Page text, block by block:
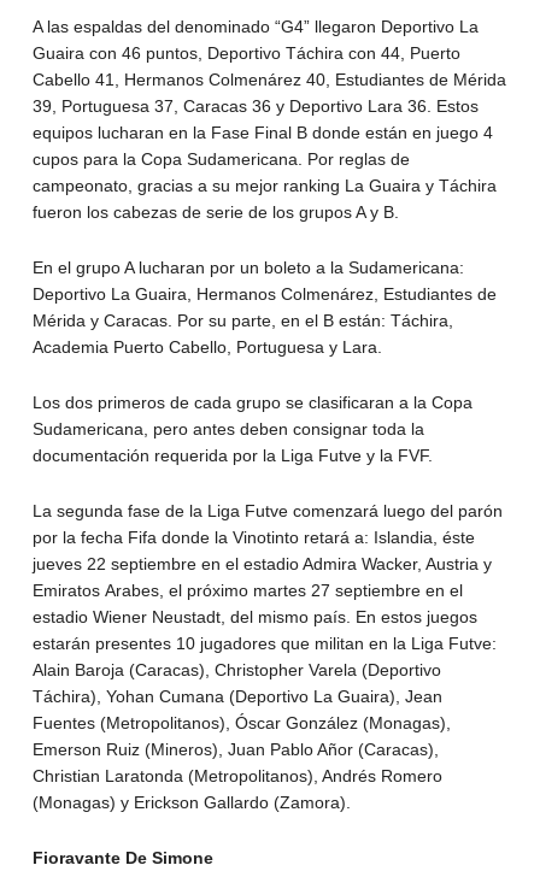
A las espaldas del denominado “G4” llegaron Deportivo La
Guaira con 46 puntos, Deportivo Táchira con 44, Puerto
Cabello 41, Hermanos Colmenárez 40, Estudiantes de Mérida
39, Portuguesa 37, Caracas 36 y Deportivo Lara 36. Estos
equipos lucharan en la Fase Final B donde están en juego 4
cupos para la Copa Sudamericana. Por reglas de
campeonato, gracias a su mejor ranking La Guaira y Táchira
fueron los cabezas de serie de los grupos A y B.
En el grupo A lucharan por un boleto a la Sudamericana:
Deportivo La Guaira, Hermanos Colmenárez, Estudiantes de
Mérida y Caracas. Por su parte, en el B están: Táchira,
Academia Puerto Cabello, Portuguesa y Lara.
Los dos primeros de cada grupo se clasificaran a la Copa
Sudamericana, pero antes deben consignar toda la
documentación requerida por la Liga Futve y la FVF.
La segunda fase de la Liga Futve comenzará luego del parón
por la fecha Fifa donde la Vinotinto retará a: Islandia, éste
jueves 22 septiembre en el estadio Admira Wacker, Austria y
Emiratos Arabes, el próximo martes 27 septiembre en el
estadio Wiener Neustadt, del mismo país. En estos juegos
estarán presentes 10 jugadores que militan en la Liga Futve:
Alain Baroja (Caracas), Christopher Varela (Deportivo
Táchira), Yohan Cumana (Deportivo La Guaira), Jean
Fuentes (Metropolitanos), Óscar González (Monagas),
Emerson Ruiz (Mineros), Juan Pablo Añor (Caracas),
Christian Laratonda (Metropolitanos), Andrés Romero
(Monagas) y Erickson Gallardo (Zamora).
Fioravante De Simone